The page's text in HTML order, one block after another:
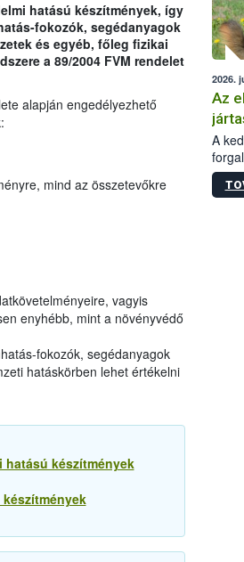
hatású készítmények, így
fokozók, segédanyagok
és egyéb, főleg fizikai
a 89/2004 FVM rendelet
alapján engedélyezhető
mind az összetevőkre
vagyis
enyhébb, mint a növényvédő
fokozók, segédanyagok
hatáskörben lehet értékelni
készítmények
2026.
Az
A